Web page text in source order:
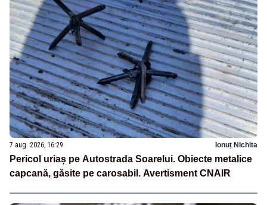
7 aug. 2026, 16:29 Ionuț Nichita
Pericol uriaș pe Autostrada Soarelui. Obiecte metalice
capcană, găsite pe carosabil. Avertisment CNAIR